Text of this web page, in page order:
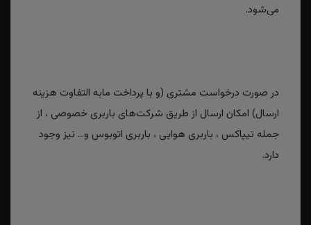
می‌شود.
در صورت درخواست مشتری (و با پرداخت مابه التفاوت هزینه
ارسال) امکان ارسال از طریق شرکت‌های باربری خصوصی ، از
جمله تیپاکس ، باربری هوایی ، باربری اتوبوس و... نیز وجود
دارد.